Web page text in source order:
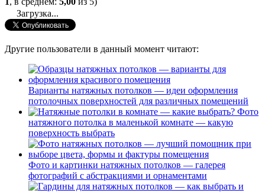
Загрузка...
Другие пользователи в данный момент читают:
Варианты натяжных потолков — идеи оформления
потолочных поверхностей для различных помещений
Фото
натяжного потолка в маленькой комнате — какую
поверхность выбрать
Фото и картинки натяжных потолков — галерея
фотографий с абстракциями и орнаментами